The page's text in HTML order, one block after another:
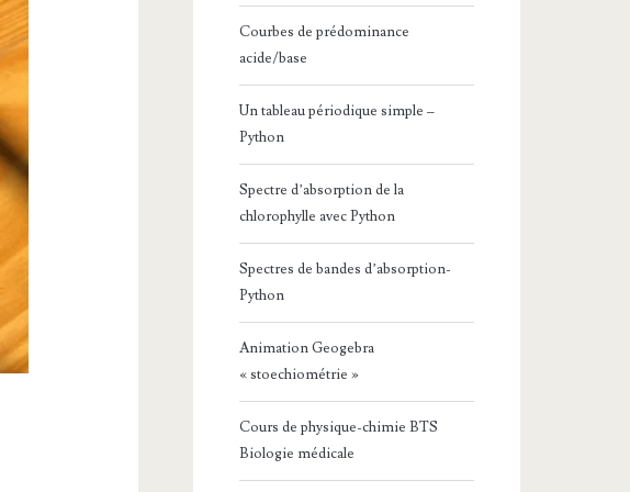
Courbes de prédominance
acide/base
Un tableau périodique simple –
Python
Spectre d’absorption de la
chlorophylle avec Python
Spectres de bandes d’absorption-
Python
Animation Geogebra
« stoechiométrie »
Cours de physique-chimie BTS
Biologie médicale